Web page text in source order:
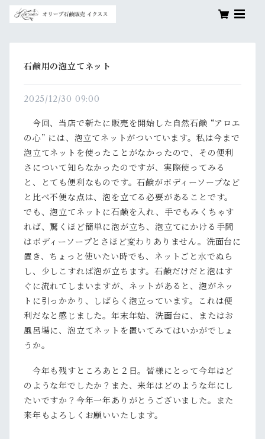
石鹸用の泡立てネット
2025/12/30 09:00
今回、当店で新たに販売を開始した自然石鹸 “アロエ
の心” には、泡立てネットがついています。私は今まで
泡立てネットを使ったことがなかったので、その便利
さについて知らなかったのですが、実際使ってみる
と、とても便利なものです。石鹸がボディーソープなど
と比べ不便な点は、泡を立てる必要があることです。
でも、泡立てネットに石鹸を入れ、手でもみくちゃす
れば、驚くほど簡単に泡が立ち、泡立てにかける手間
はボディーソープとさほど変わりありません。洗面台に
置き、ちょっと使いたい時でも、ネットごと水でぬら
し、少しこすれば泡が立ちます。石鹸だけだと泡はす
ぐに流れてしまいますが、ネットがあると、泡がネッ
トに引っかかり、しばらく泡立っています。これは便
利だなと感じました。年末年始、洗面台に、またはお
風呂場に、泡立てネットを置いてみてはいかがでしょ
うか。
今年も残すところあと２日。皆様にとって今年はど
のような年でしたか？また、来年はどのような年にし
たいですか？今年一年ありがとうございました。また
来年もよろしくお願いいたします。